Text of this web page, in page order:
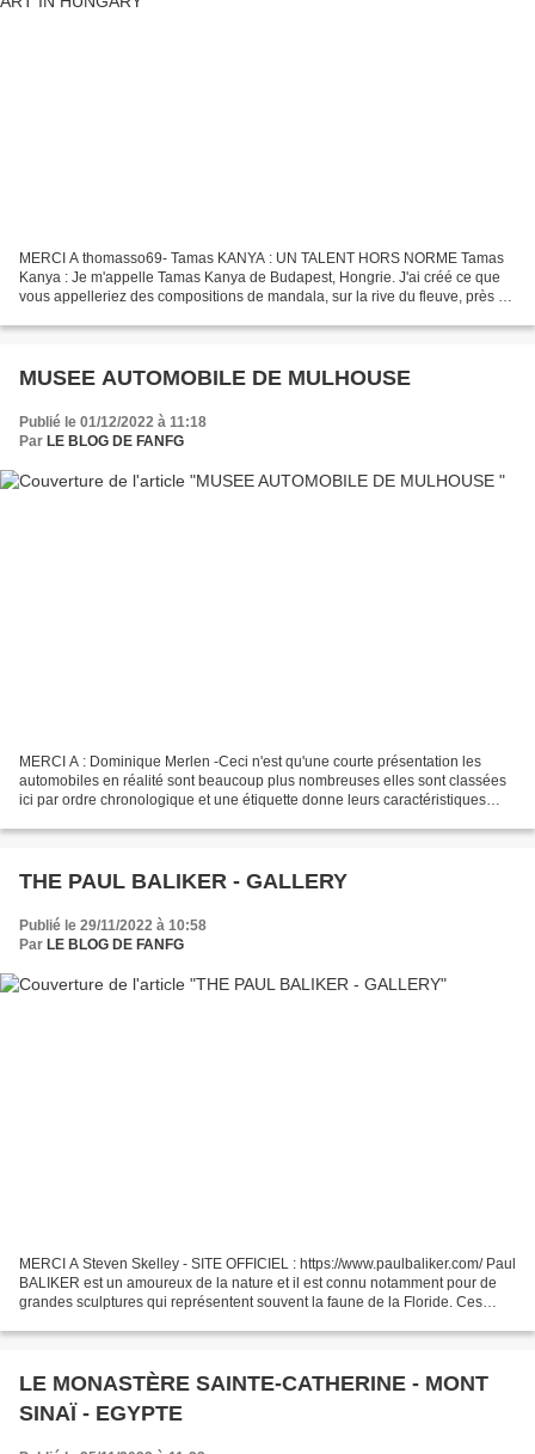
MERCI A thomasso69- Tamas KANYA : UN TALENT HORS NORME Tamas
Kanya : Je m'appelle Tamas Kanya de Budapest, Hongrie. J'ai créé ce que
vous appelleriez des compositions de mandala, sur la rive du fleuve, près de
MUSEE AUTOMOBILE DE MULHOUSE
Publié le 01/12/2022 à 11:18
Par LE BLOG DE FANFG
MERCI A : Dominique Merlen -Ceci n'est qu'une courte présentation les
automobiles en réalité sont beaucoup plus nombreuses elles sont classées
ici par ordre chronologique et une étiquette donne leurs caractéristiques
THE PAUL BALIKER - GALLERY
Publié le 29/11/2022 à 10:58
Par LE BLOG DE FANFG
MERCI A Steven Skelley - SITE OFFICIEL : https://www.paulbaliker.com/ Paul
BALIKER est un amoureux de la nature et il est connu notamment pour de
grandes sculptures qui représentent souvent la faune de la Floride. Ces
LE MONASTÈRE SAINTE-CATHERINE - MONT
SINAÏ - EGYPTE